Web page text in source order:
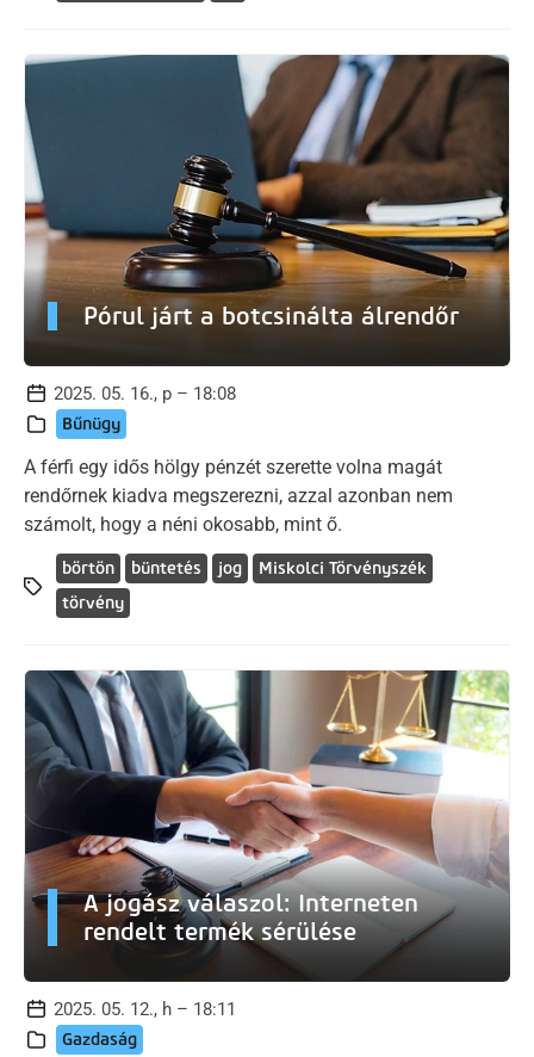
Pórul járt a botcsinálta álrendőr
2025. 05. 16., p – 18:08
Bűnügy
A férfi egy idős hölgy pénzét szerette volna magát
rendőrnek kiadva megszerezni, azzal azonban nem
számolt, hogy a néni okosabb, mint ő.
börtön büntetés jog
Miskolci Törvényszék
törvény
A jogász válaszol: Interneten
rendelt termék sérülése
2025. 05. 12., h – 18:11
Gazdaság